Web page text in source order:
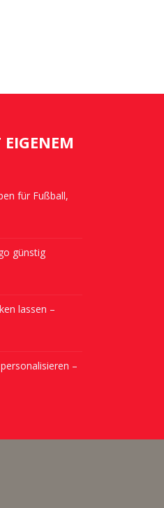
für Fußball,
günstig
lassen –
–